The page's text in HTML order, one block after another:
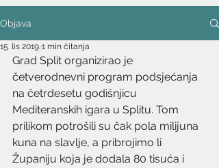
Objava
15. lis 2019.1 min čitanja
Grad Split organizirao je
četverodnevni program podsjećanja
na četrdesetu godišnjicu
Mediteranskih igara u Splitu. Tom
prilikom potrošili su čak pola milijuna
kuna na slavlje, a pribrojimo li
Županiju koja je dodala 80 tisuća i